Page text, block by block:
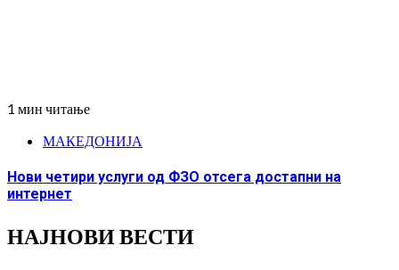
1 мин читање
МАКЕДОНИЈА
Нови четири услуги од ФЗО отсега достапни на
интернет
НАЈНОВИ ВЕСТИ